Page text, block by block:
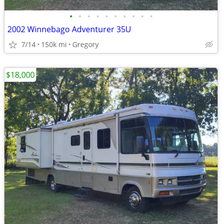
• • • • • • • • • •
2002 Winnebago Adventurer 35U
7/14 150k mi Gregory
$18,000